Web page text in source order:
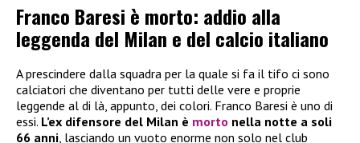
Franco Baresi è morto: addio alla
leggenda del Milan e del calcio italiano
A prescindere dalla squadra per la quale si fa il tifo ci sono
calciatori che diventano per tutti delle vere e proprie
leggende al di là, appunto, dei colori. Franco Baresi è uno di
essi. L’ex difensore del Milan è morto nella notte a soli
66 anni , lasciando un vuoto enorme non solo nel club